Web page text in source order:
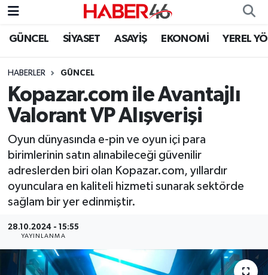
GÜNCEL SİYASET ASAYİŞ EKONOMİ YEREL
HABERLER GÜNCEL
Kopazar.com ile Avantajlı
Valorant VP Alışverişi
Oyun dünyasında e-pin ve oyun içi para
birimlerinin satın alınabileceği güvenilir
adreslerden biri olan Kopazar.com, yıllardır
oyunculara en kaliteli hizmeti sunarak sektörde
sağlam bir yer edinmiştir.
28.10.2024 - 15:55
YAYINLANMA
GÜNCEL
SİYASET
EKONOMİ
SPOR
YAŞAM
TEKNOLOJİ
SAĞLIK
EĞİTİM
Nöbetçi Eczaneler
Hava Durumu
Kahramanmaraş Namaz Vakitleri
Trafik Durumu
Süper Lig Puan Durumu ve Fikstür
Tüm Manşetler
Son Dakika Haberleri
Haber Arşivi